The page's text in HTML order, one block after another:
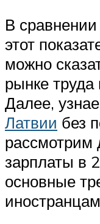
В сравнении
этот
можно
рынке
Далее,
Латвии без
рассмотрим
зарплаты в
основные